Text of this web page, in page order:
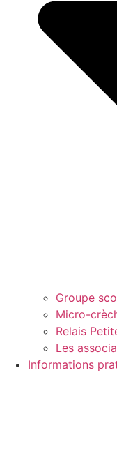
Groupe
Micro-
Relais
Les
Informations